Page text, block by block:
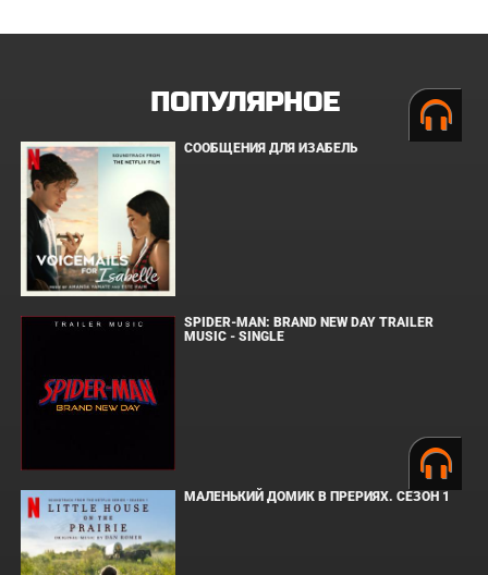
ПОПУЛЯРНОЕ
СООБЩЕНИЯ ДЛЯ ИЗАБЕЛЬ
SPIDER-MAN: BRAND NEW DAY TRAILER
MUSIC - SINGLE
МАЛЕНЬКИЙ ДОМИК В ПРЕРИЯХ. СЕЗОН 1